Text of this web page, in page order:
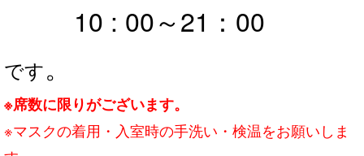
10 : 00～21：00
です。
※席数に限りがございます。
※マスクの着用・入室時の手洗い・検温をお願いしま